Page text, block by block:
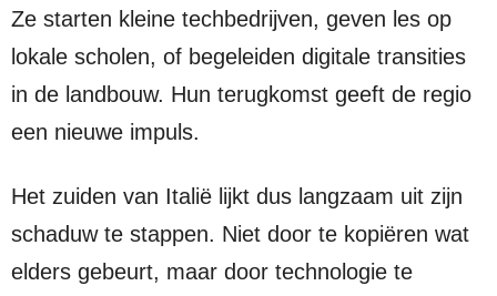
Ze starten kleine techbedrijven, geven les op
lokale scholen, of begeleiden digitale transities
in de landbouw. Hun terugkomst geeft de regio
een nieuwe impuls.
Het zuiden van Italië lijkt dus langzaam uit zijn
schaduw te stappen. Niet door te kopiëren wat
elders gebeurt, maar door technologie te